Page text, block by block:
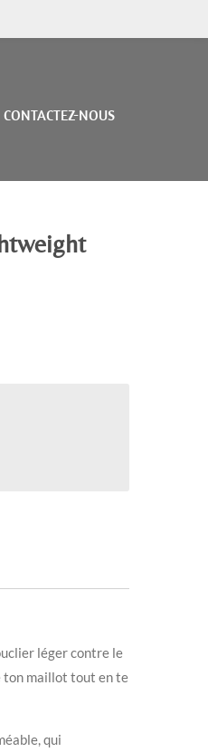
CONTACTEZ-NOUS
léger contre le
ton maillot tout en te
qui